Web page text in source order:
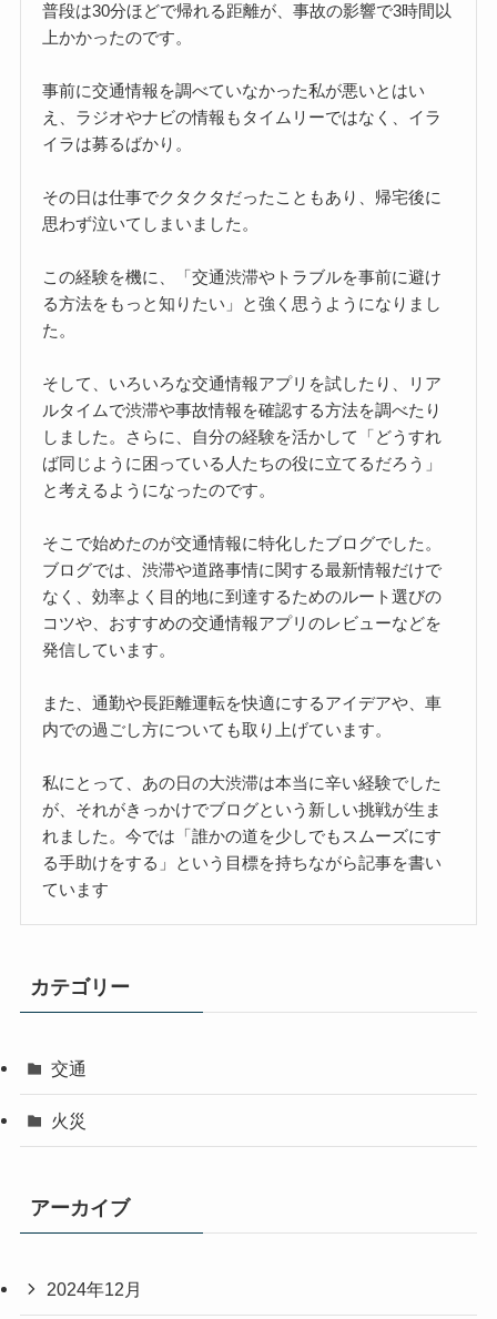
普段は30分ほどで帰れる距離が、事故の影響で3時間以
上かかったのです。
事前に交通情報を調べていなかった私が悪いとはい
え、ラジオやナビの情報もタイムリーではなく、イラ
イラは募るばかり。
その日は仕事でクタクタだったこともあり、帰宅後に
思わず泣いてしまいました。
この経験を機に、「交通渋滞やトラブルを事前に避け
る方法をもっと知りたい」と強く思うようになりまし
た。
そして、いろいろな交通情報アプリを試したり、リア
ルタイムで渋滞や事故情報を確認する方法を調べたり
しました。さらに、自分の経験を活かして「どうすれ
ば同じように困っている人たちの役に立てるだろう」
と考えるようになったのです。
そこで始めたのが交通情報に特化したブログでした。
ブログでは、渋滞や道路事情に関する最新情報だけで
なく、効率よく目的地に到達するためのルート選びの
コツや、おすすめの交通情報アプリのレビューなどを
発信しています。
また、通勤や長距離運転を快適にするアイデアや、車
内での過ごし方についても取り上げています。
私にとって、あの日の大渋滞は本当に辛い経験でした
が、それがきっかけでブログという新しい挑戦が生ま
れました。今では「誰かの道を少しでもスムーズにす
る手助けをする」という目標を持ちながら記事を書い
ています
カテゴリー
交通
火災
アーカイブ
2024年12月